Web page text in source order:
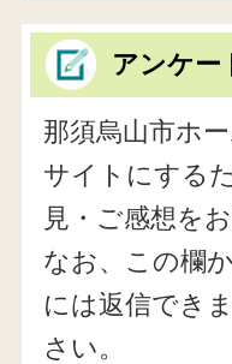
アンケー
那須烏山市ホ
サイトにする
見・ご感想を
なお、この欄
には返信でき
さい。